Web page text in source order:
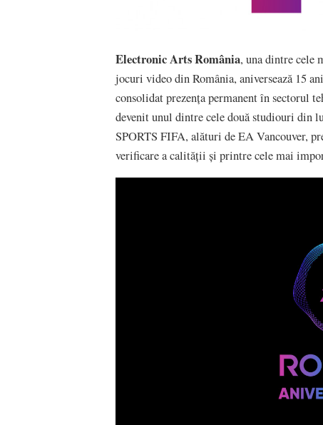
Electronic Arts România, una dintre cele
jocuri video din România, aniversează 15
consolidat prezența permanent în sectorul
devenit unul dintre cele două studiouri din
SPORTS FIFA, alături de EA Vancouver,
verificare a calității și printre cele mai